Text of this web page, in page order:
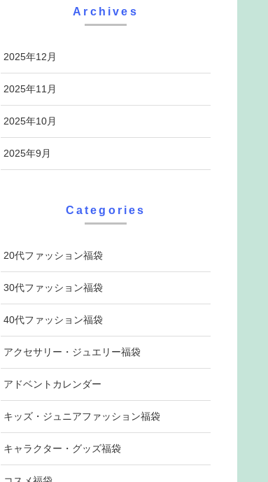
Archives
2025年12月
2025年11月
2025年10月
2025年9月
Categories
20代ファッション福袋
30代ファッション福袋
40代ファッション福袋
アクセサリー・ジュエリー福袋
アドベントカレンダー
キッズ・ジュニアファッション福袋
キャラクター・グッズ福袋